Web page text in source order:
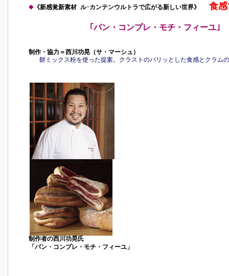
◆《新感覚新素材 ル･カンテンウルトラで広がる新しい世界》 食感
｢パン・コンプレ・モチ・フィーユ｣
制作・協力＝西川功晃（サ・マーシュ）
餅ミックス粉を使った提案。クラストのパリッとした食感とクラム
制作者の西川功晃氏
「パン・コンプレ・モチ・フィーユ」